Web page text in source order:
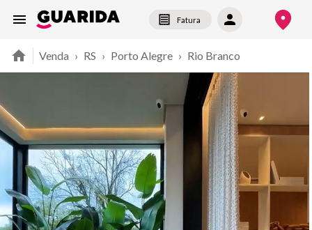
Fatura
Venda › RS › Porto Alegre › Rio Branco